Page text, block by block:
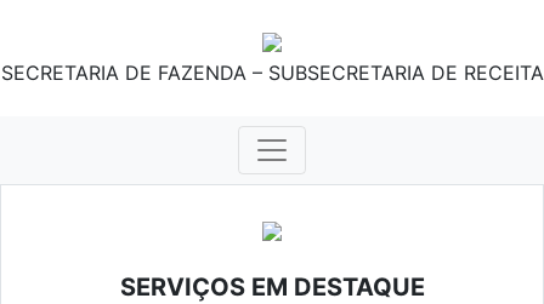
SECRETARIA DE FAZENDA – SUBSECRETARIA DE RECEITA
SERVIÇOS EM DESTAQUE